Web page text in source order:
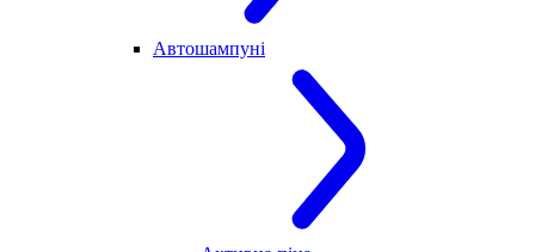
Автошампуні